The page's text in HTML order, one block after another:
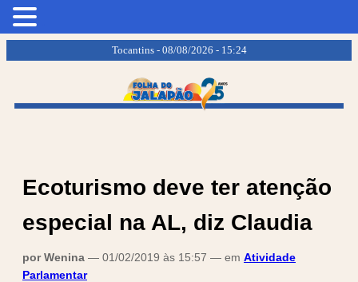
Tocantins - 08/08/2026 - 15:24
Ecoturismo deve ter atenção
especial na AL, diz Claudia
por Wenina — 01/02/2019 às 15:57 — em Atividade
Parlamentar